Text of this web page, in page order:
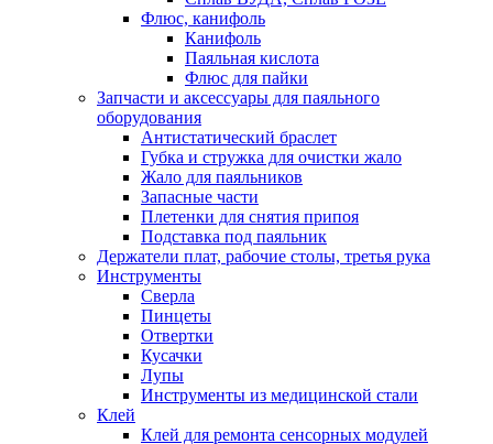
Флюс, канифоль
Канифоль
Паяльная кислота
Флюс для пайки
Запчасти и аксессуары для паяльного
оборудования
Антистатический браслет
Губка и стружка для очистки жало
Жало для паяльников
Запасные части
Плетенки для снятия припоя
Подставка под паяльник
Держатели плат, рабочие столы, третья рука
Инструменты
Сверла
Пинцеты
Отвертки
Кусачки
Лупы
Инструменты из медицинской стали
Клей
Клей для ремонта сенсорных модулей